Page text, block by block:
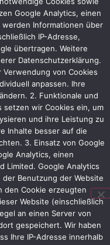
Google Analytics, einen
werden Informationen über
IP-Adresse,
übertragen. Weitere
Datenschutzerklärung.
Verwendung von Cookies
anpassen. Ihre
2. Funktionale und
setzen wir Cookies ein, um
und ihre Leistung zu
Inhalte besser auf die
3. Einsatz von Google
Analytics, einen
Limited. Google Analytics
Benutzung der Website
den Cookie erzeugten
Website (einschließlich
an einen Server von
gespeichert. Wir haben
Ihre IP-Adresse innerhalb